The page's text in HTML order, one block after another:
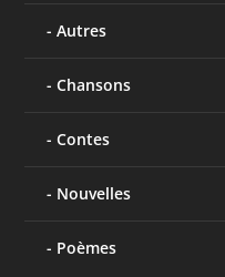
Autres
Chansons
Contes
Nouvelles
Poèmes